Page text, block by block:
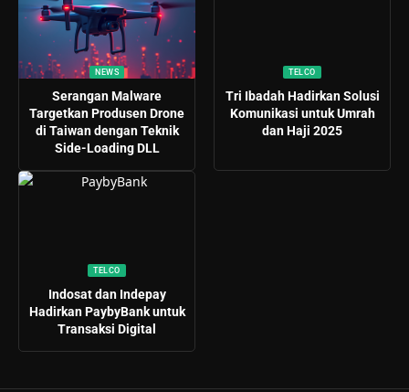
NEWS
Serangan Malware
Targetkan Produsen Drone
di Taiwan dengan Teknik
Side-Loading DLL
TELCO
Tri Ibadah Hadirkan Solusi
Komunikasi untuk Umrah
dan Haji 2025
TELCO
Indosat dan Indepay
Hadirkan PaybyBank untuk
Transaksi Digital